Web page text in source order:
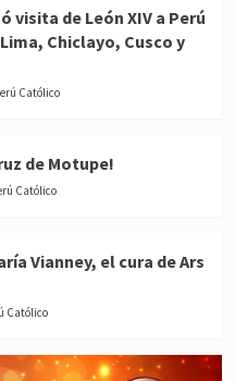
visita de León XIV a Perú
Chiclayo, Cusco y
Católico
de Motupe!
Católico
Vianney, el cura de Ars
Católico